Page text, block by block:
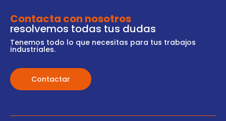
Contacta con nosotros
resolvemos todas tus dudas
Tenemos todo lo que necesitas para tus trabajos
industriales.
Contactar